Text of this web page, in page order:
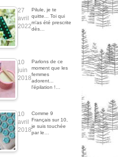
27
avril
2022
Pilule, je te
quitte... Toi qui
m'as été prescrite
dès…
10
juin
2018
Parlons de ce
moment que les
femmes
adorent...
l'épilation !…
10
avril
2018
Comme 9
Français sur 10,
je suis touchée
par le…